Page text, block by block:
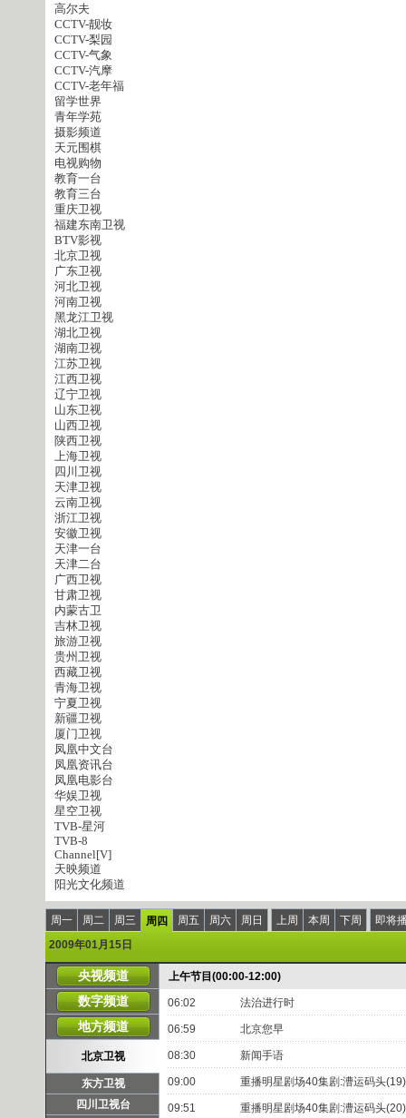
高尔夫
CCTV-靓妆
CCTV-梨园
CCTV-气象
CCTV-汽摩
CCTV-老年福
留学世界
青年学苑
摄影频道
天元围棋
电视购物
教育一台
教育三台
重庆卫视
福建东南卫视
BTV影视
北京卫视
广东卫视
河北卫视
河南卫视
黑龙江卫视
湖北卫视
湖南卫视
江苏卫视
江西卫视
辽宁卫视
山东卫视
山西卫视
陕西卫视
上海卫视
四川卫视
天津卫视
云南卫视
浙江卫视
安徽卫视
天津一台
天津二台
广西卫视
甘肃卫视
内蒙古卫
吉林卫视
旅游卫视
贵州卫视
西藏卫视
青海卫视
宁夏卫视
新疆卫视
厦门卫视
凤凰中文台
凤凰资讯台
凤凰电影台
华娱卫视
星空卫视
TVB-星河
TVB-8
Channel[V]
天映频道
阳光文化频道
周一 周二 周三 周四 周五 周六 周日 上周 本周 下周
即将
2009年01月15日
央视频道
数字频道
地方频道
北京卫视
东方卫视
四川卫视台
上午节目(00:00-12:00)
06:02 法治进行时
06:59 北京您早
08:30 新闻手语
09:00 重播明星剧场40集剧:漕运码头(19)
09:51 重播明星剧场40集剧:漕运码头(20)